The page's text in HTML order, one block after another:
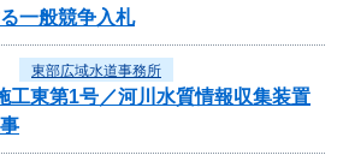
一般競争入札
東部広域水道事務所
工東第1号／河川水質情報収集装置